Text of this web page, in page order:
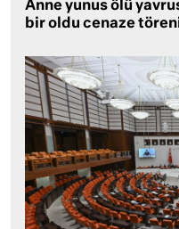
Anne yunus ölü
bir oldu cenaze